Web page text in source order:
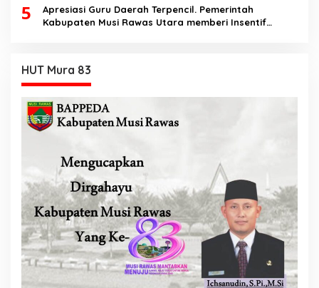
5
Apresiasi Guru Daerah Terpencil. Pemerintah
Kabupaten Musi Rawas Utara memberi Insentif
HUT Mura 83